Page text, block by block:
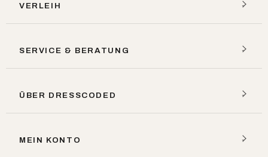
VERLEIH
SERVICE & BERATUNG
ÜBER DRESSCODED
MEIN KONTO